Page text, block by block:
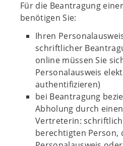
Für die Beantragung
benötigen Sie:
Ihren
schriftlicher
online müssen Sie
Personalausweis
authentifizieren)
bei Beantragung
Abholung durch
Vertreterin:
berechtigten Person,